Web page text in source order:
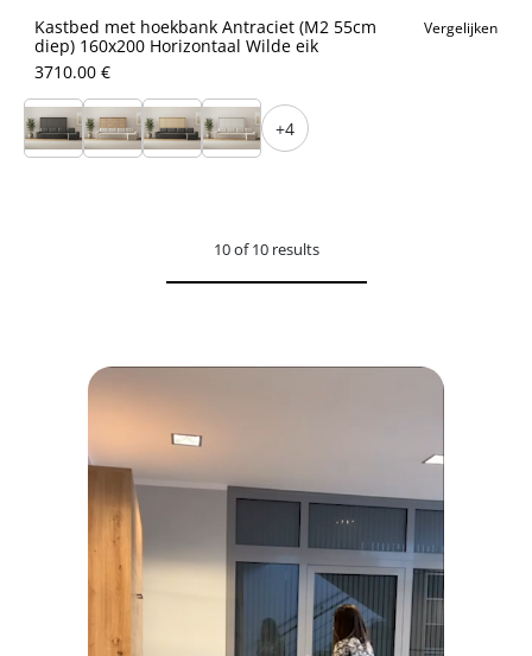
Kastbed met hoekbank Antraciet (M2 55cm
diep) 160x200 Horizontaal Wilde eik
Vergelijken
3710.00 €
+4
10 of 10 results